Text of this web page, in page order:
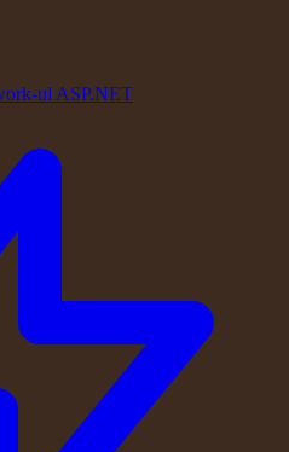
ul ASP.NET